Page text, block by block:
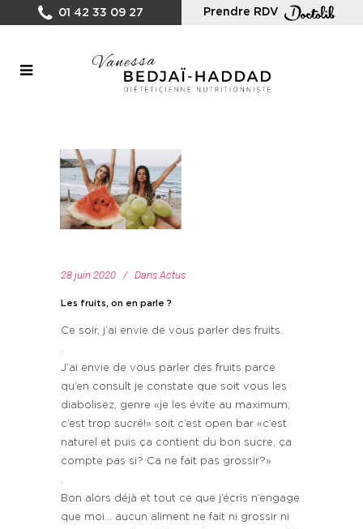
01 42 33 09 27 Prendre RDV
28 juin 2020 Dans Actus
Les fruits, on en parle ?
Ce soir, j’ai envie de vous parler des fruits.
.
J’ai envie de vous parler des fruits parce
qu’en consult je constate que soit vous les
diabolisez, genre «je les évite au maximum,
c’est trop sucré!» soit c’est open bar «c’est
naturel et puis ça contient du bon sucre, ça
compte pas si? Ca ne fait pas grossir?»
.
Bon alors déjà et tout ce que j’écris n’engage
que moi… aucun aliment ne fait ni grossir ni